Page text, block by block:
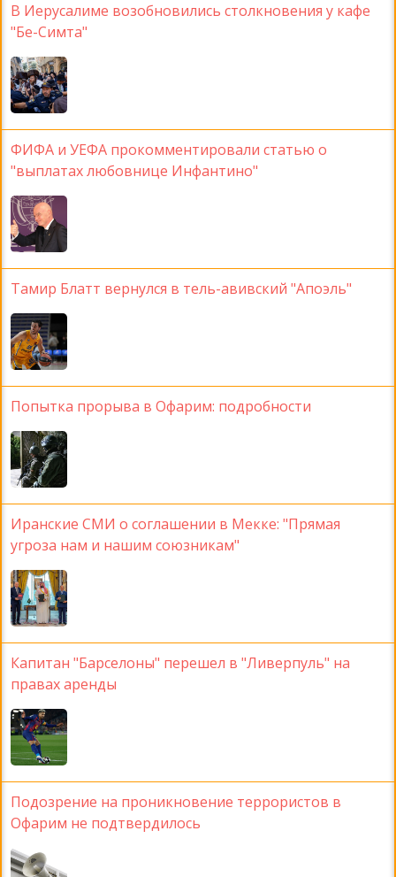
В Иерусалиме возобновились столкновения у кафе
"Бе-Симта"
ФИФА и УЕФА прокомментировали статью о
"выплатах любовнице Инфантино"
Тамир Блатт вернулся в тель-авивский "Апоэль"
Попытка прорыва в Офарим: подробности
Иранские СМИ о соглашении в Мекке: "Прямая
угроза нам и нашим союзникам"
Капитан "Барселоны" перешел в "Ливерпуль" на
правах аренды
Подозрение на проникновение террористов в
Офарим не подтвердилось